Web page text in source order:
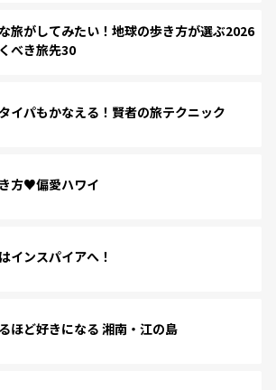
旅がしてみたい！地球の歩き方が選ぶ2026
べき旅先30
イパもかなえる！賢者の旅テクニック
方♥偏愛ハワイ
インスパイアへ！
ほど好きになる 湘南・江の島